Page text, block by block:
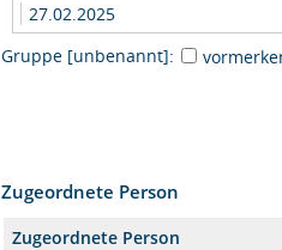
27.02.2025
Gruppe [unbenannt]:
Zugeordnete Person
Zugeordnete Person